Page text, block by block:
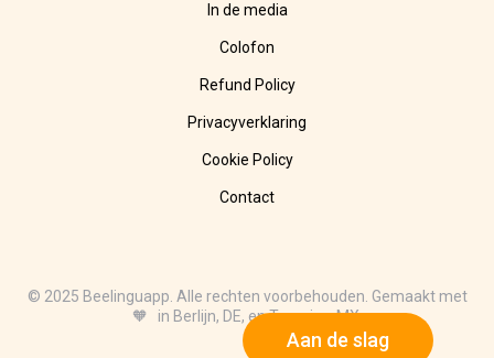
Aan de slag
In de media
Colofon
Refund Policy
Privacyverklaring
Cookie Policy
Contact
© 2025 Beelinguapp. Alle rechten voorbehouden. Gemaakt met
🧡 in Berlijn, DE, en Tampico, MX.